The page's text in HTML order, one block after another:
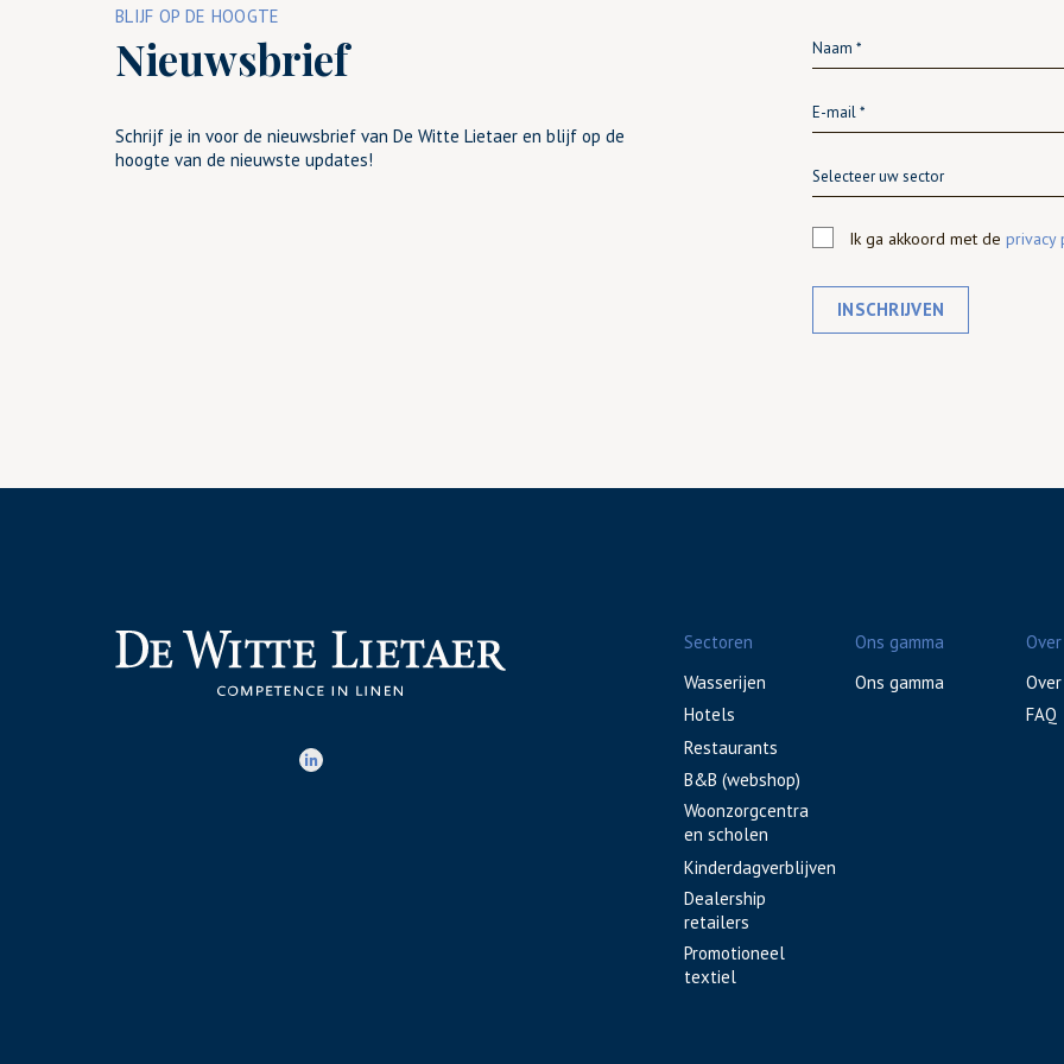
BLIJF OP DE HOOGTE
Nieuwsbrief
Schrijf je in voor de nieuwsbrief van De Witte Lietaer en blijf op de
hoogte van de nieuwste updates!
Selecteer uw sector
Ik ga akkoord met de privacy
INSCHRIJVEN
Sectoren
Wasserijen
Hotels
Restaurants
B&B (webshop)
Woonzorgcentra
en scholen
Kinderdagverblijven
Dealership
retailers
Promotioneel
textiel
Ons gamma
Ons gamma
FAQ